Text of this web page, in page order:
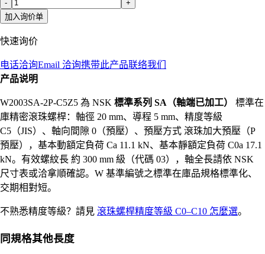
-
+
加入询价单
快速询价
电话洽询Email 洽询携带此产品联络我们
产品说明
W2003SA-2P-C5Z5 為 NSK 標準系列 SA（軸端已加工）
標準在
庫精密滾珠螺桿：軸徑 20 mm、導程 5 mm、精度等級
C5（JIS）、軸向間隙 0（預壓）、預壓方式 滾珠加大預壓（P
預壓），基本動額定負荷 Ca 11.1 kN、基本靜額定負荷 C0a 17.1
kN。有效螺紋長 約 300 mm 級（代碼 03），軸全長請依 NSK
尺寸表或洽拿順確認。W 基準編號之標準在庫品規格標準化、
交期相對短。
不熟悉精度等級？請見 滾珠螺桿精度等級 C0–C10 怎麼選。
同規格其他長度